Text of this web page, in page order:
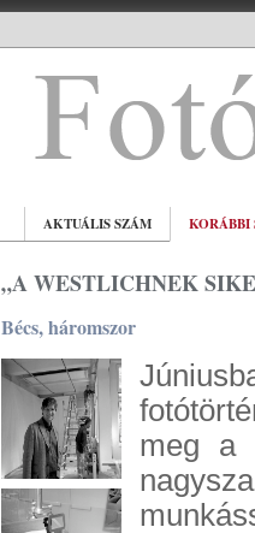
AKTUÁLIS SZÁM KORÁBBI
„A WESTLICHNEK
Bécs, háromszor
meg a